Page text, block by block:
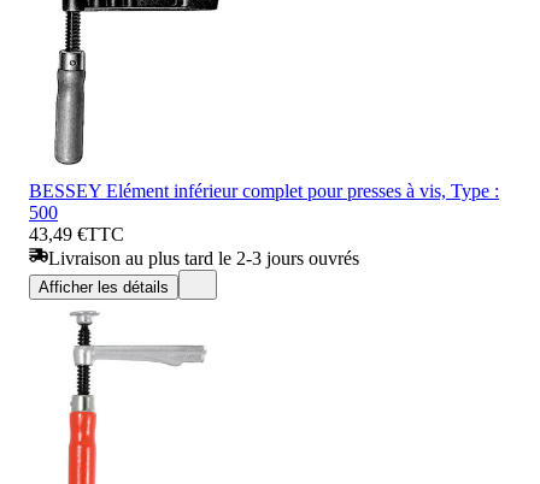
BESSEY Elément inférieur complet pour presses à vis, Type :
500
43,49 €TTC
Livraison au plus tard le 2-3 jours ouvrés
Afficher les détails